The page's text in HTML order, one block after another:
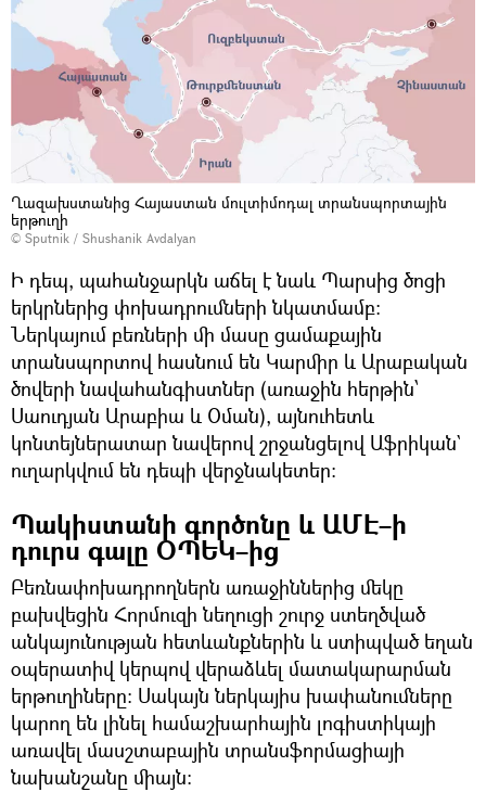
Ղազախստանից Հայաստան մուլտիմոդալ տրանսպորտային
երթուղի
© Sputnik / Shushanik Avdalyan
Ի դեպ, պահանջարկն աճել է նաև Պարսից ծոցի
երկրներից փոխադրումների նկատմամբ։
Ներկայում բեռների մի մասը ցամաքային
տրանսպորտով հասնում են Կարմիր և Արաբական
ծովերի նավահանգիստներ (առաջին հերթին՝
Սաուդյան Արաբիա և Օման), այնուհետև
կոնտեյներատար նավերով շրջանցելով Աֆրիկան`
ուղարկվում են դեպի վերջնակետեր։
Պակիստանի գործոնը և ԱՄԷ–ի
դուրս գալը ՕՊԵԿ–ից
Բեռնափոխադրողներն առաջիններից մեկը
բախվեցին Հորմուզի նեղուցի շուրջ ստեղծված
անկայունության հետևանքներին և ստիպված եղան
օպերատիվ կերպով վերաձևել մատակարարման
երթուղիները։ Սակայն ներկայիս խափանումները
կարող են լինել համաշխարհային լոգիստիկայի
առավել մասշտաբային տրանսֆորմացիայի
նախանշանը միայն։